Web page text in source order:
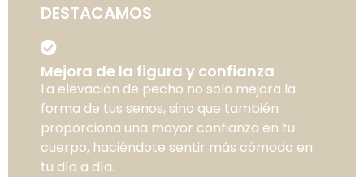
DESTACAMOS
Mejora de la figura y confianza
La elevación de pecho no solo mejora la
forma de tus senos, sino que también
proporciona una mayor confianza en tu
cuerpo, haciéndote sentir más cómoda en
tu día a día.